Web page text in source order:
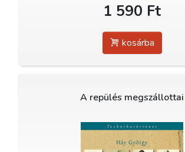
1 590 Ft
kosárba
A repülés megszállottai